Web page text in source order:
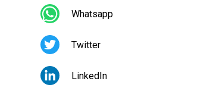
Whatsapp
Twitter
LinkedIn